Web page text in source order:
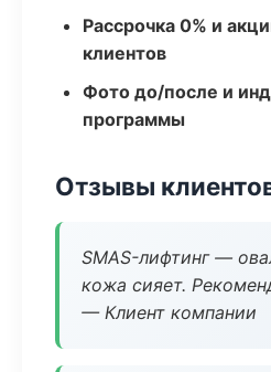
Рассрочка 0% и
клиентов
Фото до/после и
программы
Отзывы
SMAS-лифтинг —
кожа сияет.
— Клиент компании